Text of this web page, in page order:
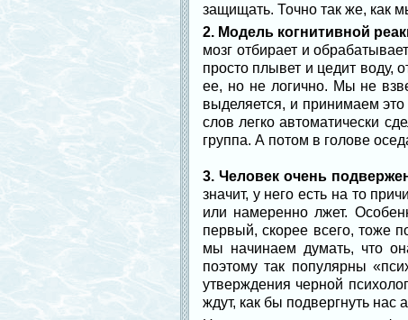
защищать. Точно так же, как
2. Модель когнитивной
мозг отбирает и
просто плывет и цедит воду,
ее, но не логично. Мы не
выделяется, и принимаем
слов легко автоматически
группа. А потом в голове
3. Человек очень
значит, у него есть на то
или намеренно лжет.
первый, скорее всего, тоже
мы начинаем думать, что
поэтому так популярны
утверждения черной
ждут, как бы подвергнуть нас